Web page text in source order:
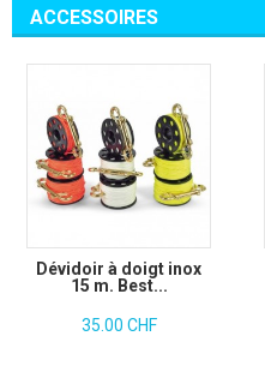
ACCESSOIRES
Dévidoir à doigt inox
15 m. Best...
35.00 CHF